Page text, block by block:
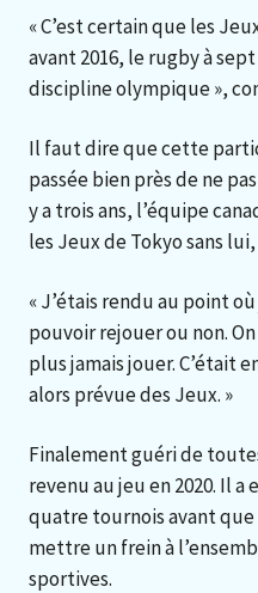
« C’est certain que les
avant 2016, le rugby à
discipline olympique »,
Il faut dire que cette
passée bien près de ne
y a trois ans, l’équipe
les Jeux de Tokyo sans
« J’étais rendu au point
pouvoir rejouer ou non.
plus jamais jouer. C’était
alors prévue des Jeux. »
Finalement guéri de
revenu au jeu en 2020. Il
quatre tournois avant
mettre un frein à
sportives.